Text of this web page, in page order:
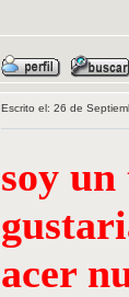
Escrito el: 26 de
soy
acer